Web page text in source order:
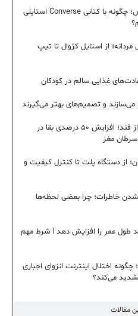
مقالات
راهنمای ست کردن کفش کانورس؛ چگونه با کتانی Converse استایلی
از استایل کژوال تا تیپ
می‌سازند و تصمیم‌های بهتر می‌گیرند
درمان نوین با نانوذرات پوشیده از قند؛ افزایش ۵۰ درصدی بقا در
مغز
از دستگاه پلت تا کنترل کیفیت و
خاطرات؛ چرا بعضی لحظه‌ها
طول عمر را افزایش دهد | شرط مهم
اختلال اینترنت انزوای اجباری
می‌کند؟